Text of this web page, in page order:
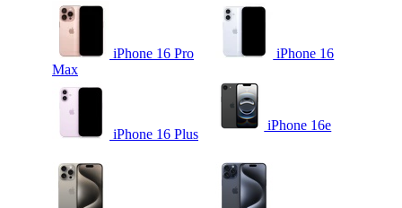
iPhone 16 Pro
Max
iPhone 16
iPhone 16 Plus
iPhone 16e